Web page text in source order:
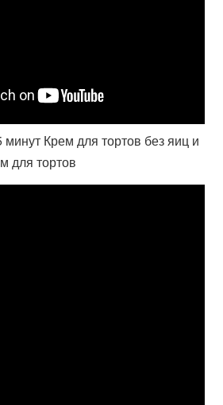
Крем для тортов без яиц и
для тортов